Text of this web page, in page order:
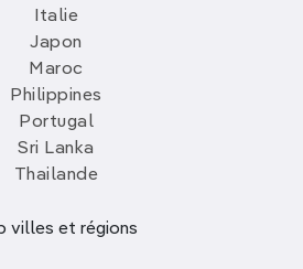
Italie
Japon
Maroc
Philippines
Portugal
Sri Lanka
Thailande
villes et régions